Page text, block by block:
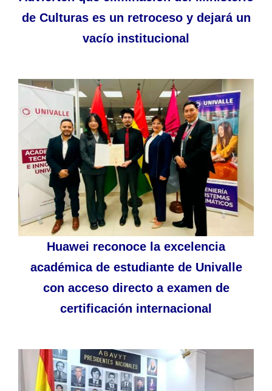
de Culturas es un retroceso y dejará un
vacío institucional
Huawei reconoce la excelencia
académica de estudiante de Univalle
con acceso directo a examen de
certificación internacional